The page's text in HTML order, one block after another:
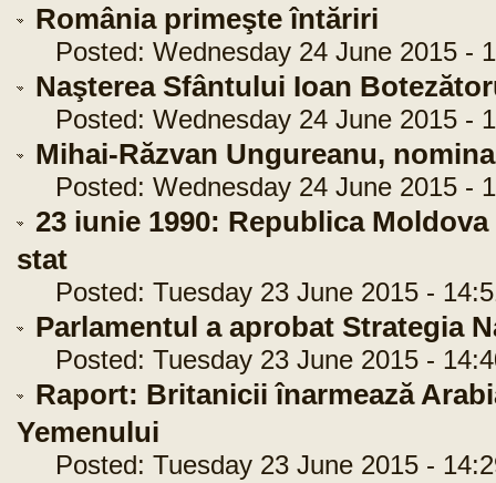
România primeşte întăriri
Posted: Wednesday 24 June 2015 -
Naşterea Sfântului Ioan
Posted: Wednesday 24 June 2015 -
Mihai-Răzvan Ungureanu,
Posted: Wednesday 24 June 2015 -
23 iunie 1990: Republica
stat
Posted: Tuesday 23 June 2015 -
Parlamentul a aprobat Strategia
Posted: Tuesday 23 June 2015 -
Raport: Britanicii înarmează
Yemenului
Posted: Tuesday 23 June 2015 -